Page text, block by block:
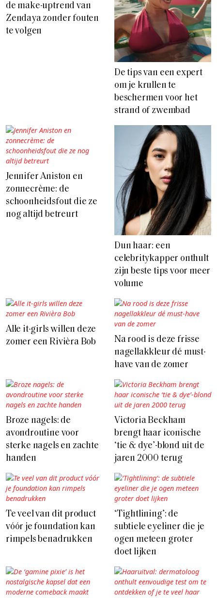
de make-uptrend van
Zendaya zonder fouten
te volgen
De tips van een expert
om je krullen te
beschermen voor het
strand of zwembad
Jennifer Aniston en
zonnecrème: de
schoonheidsfout die ze
nog altijd betreurt
Dun haar: een
celebritykapper onthult
zijn beste tips voor meer
volume
Alle it-girls willen deze
zomer een Rivièra Bob
Na rood is deze frisse
nagellakkleur dé must-
have van de zomer
Broze nagels: de
avondroutine voor
sterke nagels en zachte
handen
Victoria Beckham
brengt haar iconische
‘tie & dye’-blond uit de
jaren 2000 terug
Te veel van dit product
vóór je foundation kan
rimpels benadrukken
‘Tightlining’: de
subtiele eyeliner die je
ogen meteen groter
doet lijken